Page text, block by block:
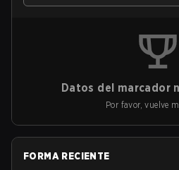
Datos del marcador
Por favor, vuelve
FORMA RECIENTE